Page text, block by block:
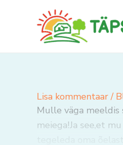
Lisa kommentaar /
Mulle väga meeldis
meiega!Ja see,et